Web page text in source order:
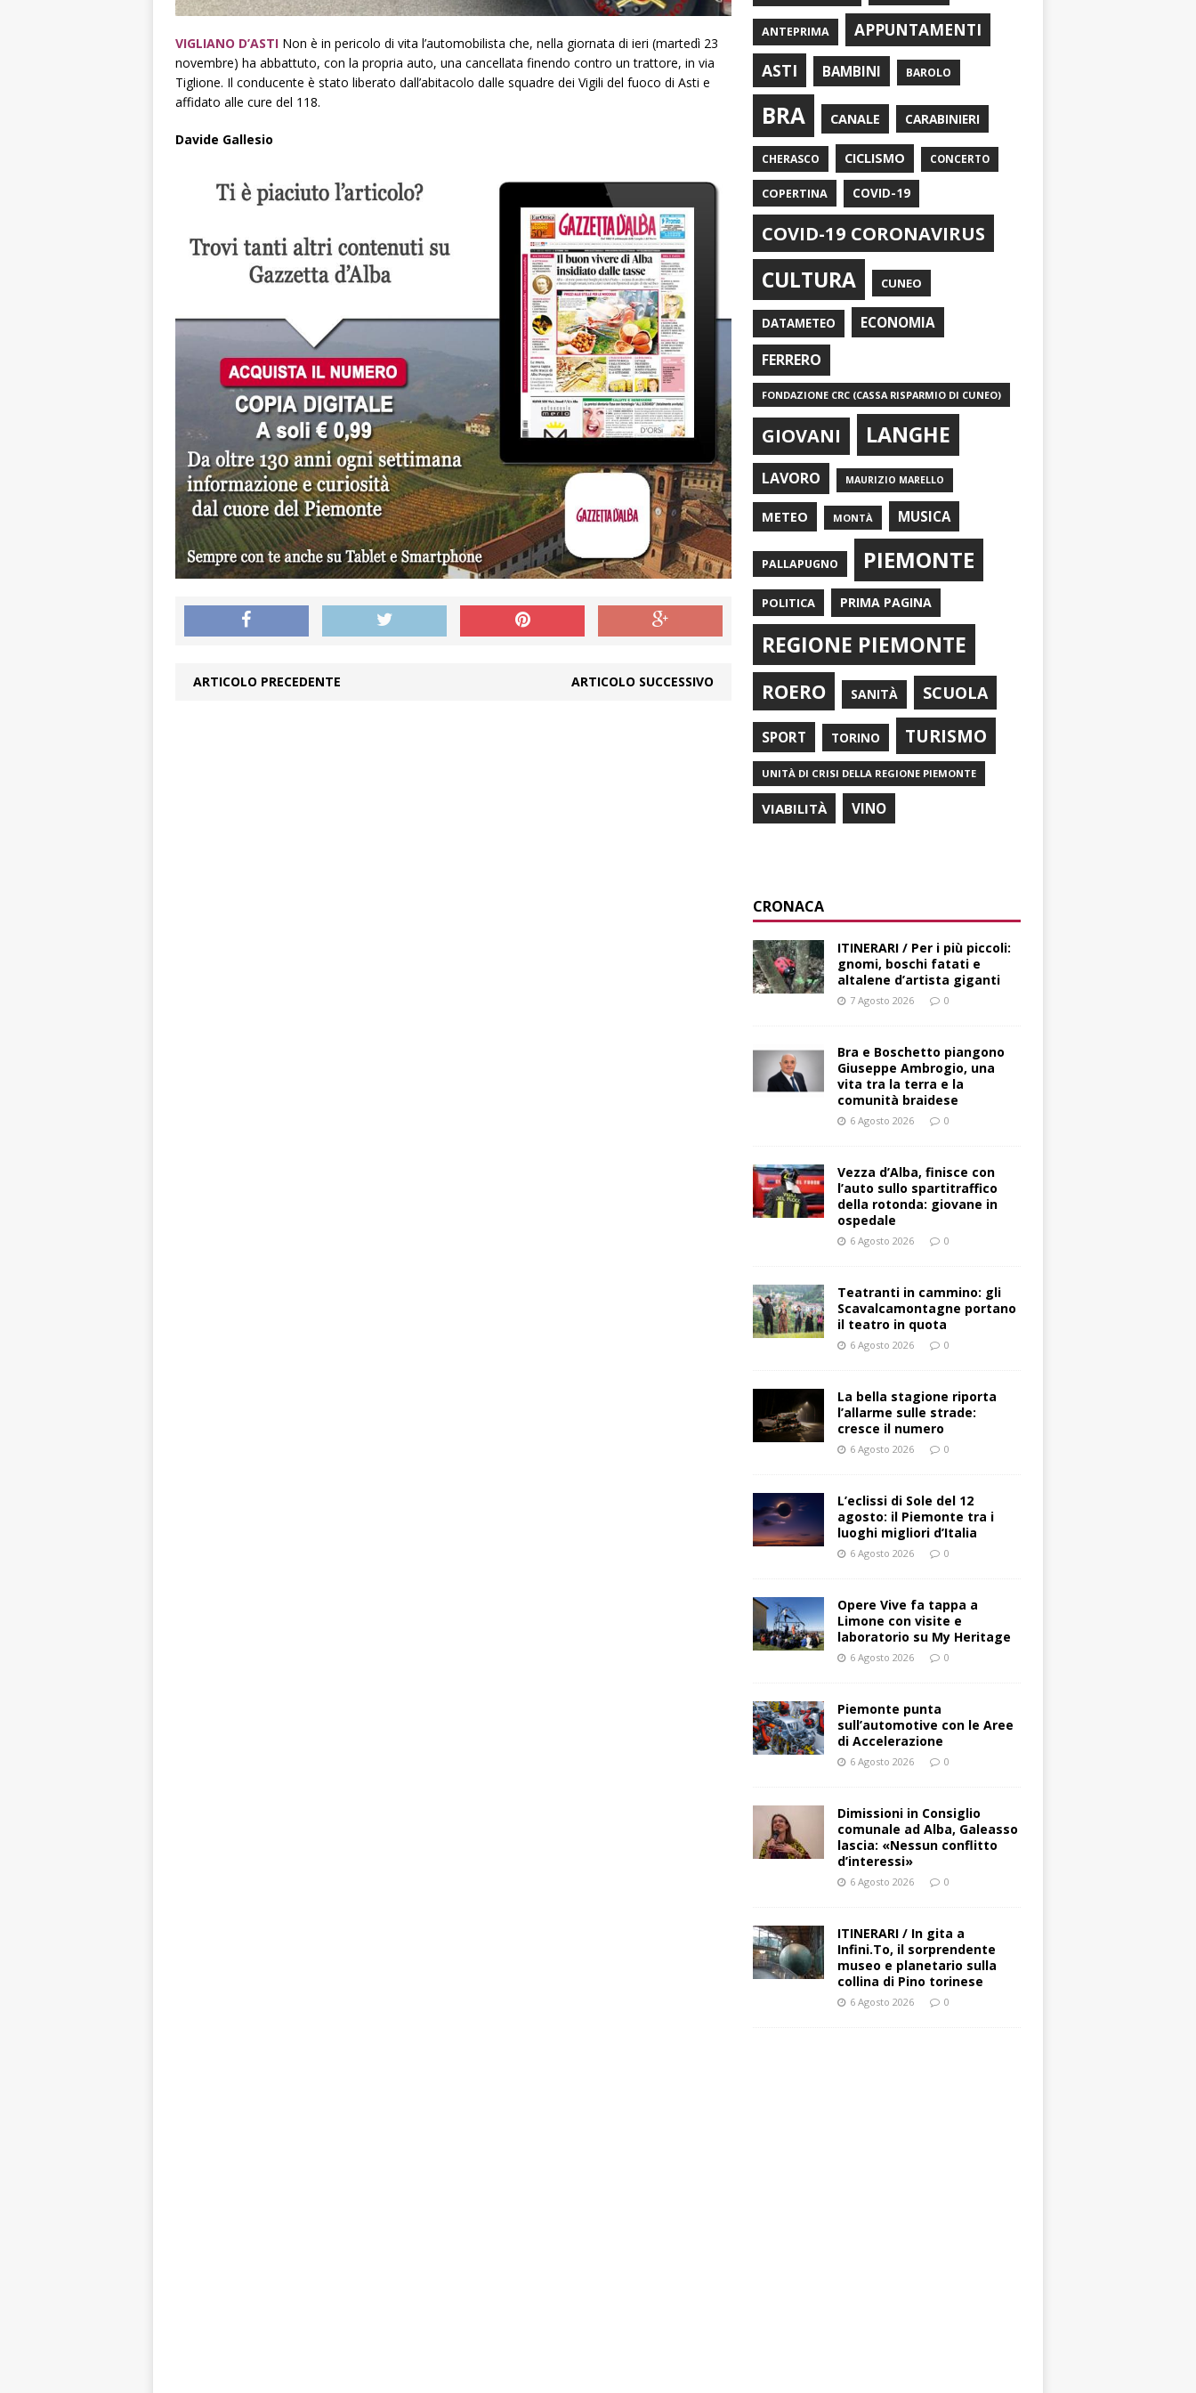
VIGLIANO D’ASTI Non è in pericolo di vita l’automobilista che, nella giornata di ieri (martedì 23
novembre) ha abbattuto, con la propria auto, una cancellata finendo contro un trattore, in via
Tiglione. Il conducente è stato liberato dall’abitacolo dalle squadre dei Vigili del fuoco di Asti e
affidato alle cure del 118.
Davide Gallesio
ARTICOLO PRECEDENTE ARTICOLO SUCCESSIVO
ANTEPRIMA
APPUNTAMENTI
ASTI
BAMBINI BAROLO
BRA CANALE CARABINIERI
CHERASCO CICLISMO CONCERTO
COPERTINA COVID-19
COVID-19 CORONAVIRUS
CULTURA CUNEO
DATAMETEO ECONOMIA
FERRERO
FONDAZIONE CRC (CASSA RISPARMIO DI CUNEO)
GIOVANI LANGHE
LAVORO MAURIZIO MARELLO
METEO MONTÀ MUSICA
PALLAPUGNO PIEMONTE
POLITICA PRIMA PAGINA
REGIONE PIEMONTE
ROERO SANITÀ SCUOLA
SPORT TORINO TURISMO
UNITÀ DI CRISI DELLA REGIONE PIEMONTE
VIABILITÀ VINO
CRONACA
ITINERARI / Per i più piccoli:
gnomi, boschi fatati e
altalene d’artista giganti
7 Agosto 2026 0
Bra e Boschetto piangono
Giuseppe Ambrogio, una
vita tra la terra e la
comunità braidese
6 Agosto 2026 0
Vezza d’Alba, finisce con
l’auto sullo spartitraffico
della rotonda: giovane in
ospedale
6 Agosto 2026 0
Teatranti in cammino: gli
Scavalcamontagne portano
il teatro in quota
6 Agosto 2026 0
La bella stagione riporta
l’allarme sulle strade:
cresce il numero
6 Agosto 2026 0
L’eclissi di Sole del 12
agosto: il Piemonte tra i
luoghi migliori d’Italia
6 Agosto 2026 0
Opere Vive fa tappa a
Limone con visite e
laboratorio su My Heritage
6 Agosto 2026 0
Piemonte punta
sull’automotive con le Aree
di Accelerazione
6 Agosto 2026 0
Dimissioni in Consiglio
comunale ad Alba, Galeasso
lascia: «Nessun conflitto
d’interessi»
6 Agosto 2026 0
ITINERARI / In gita a
Infini.To, il sorprendente
museo e planetario sulla
collina di Pino torinese
6 Agosto 2026 0